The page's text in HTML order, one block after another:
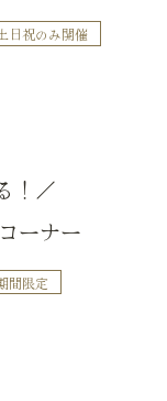
日祝のみ開催
！／
ーナー
間限定